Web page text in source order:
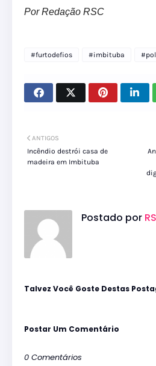
Por Redação RSC
#furtodefios #imbituba
ANTIGOS
Incêndio destrói casa de
madeira em Imbituba
Postado por
Talvez Você Goste Destas
Postar Um Comentário
0 Comentários